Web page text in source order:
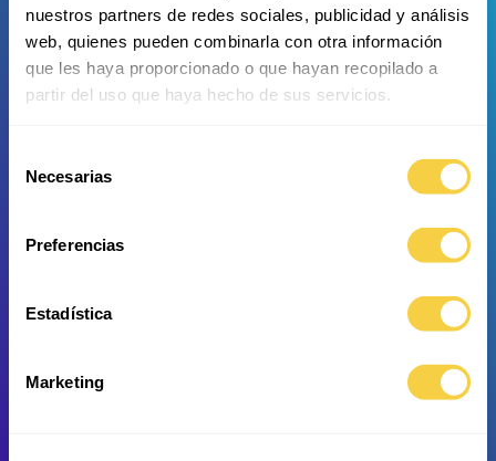
nuestros partners de redes sociales, publicidad y análisis
web, quienes pueden combinarla con otra información
que les haya proporcionado o que hayan recopilado a
partir del uso que haya hecho de sus servicios.
Necesarias
Preferencias
Estadística
Marketing
Riesengurami Speisegurami
Langschnauzen-
Tigerfische